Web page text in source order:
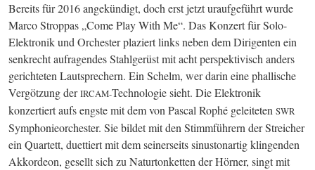
Bereits für 2016 angekündigt, doch erst jetzt uraufgeführt wurde
Marco Stroppas „Come Play With Me“. Das Konzert für Solo-
Elektronik und Orchester plaziert links neben dem Dirigenten ein
senkrecht aufragendes Stahlgerüst mit acht perspektivisch anders
gerichteten Lautsprechern. Ein Schelm, wer darin eine phallische
Vergötzung der IRCAM-Technologie sieht. Die Elektronik
konzertiert aufs engste mit dem von Pascal Rophé geleiteten SWR
Symphonieorchester. Sie bildet mit den Stimmführern der Streicher
ein Quartett, duettiert mit dem seinerseits sinustonartig klingenden
Akkordeon, gesellt sich zu Naturtonketten der Hörner, singt mit